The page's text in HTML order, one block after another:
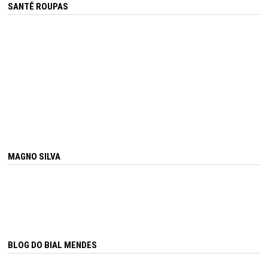
SANTÊ ROUPAS
MAGNO SILVA
BLOG DO BIAL MENDES